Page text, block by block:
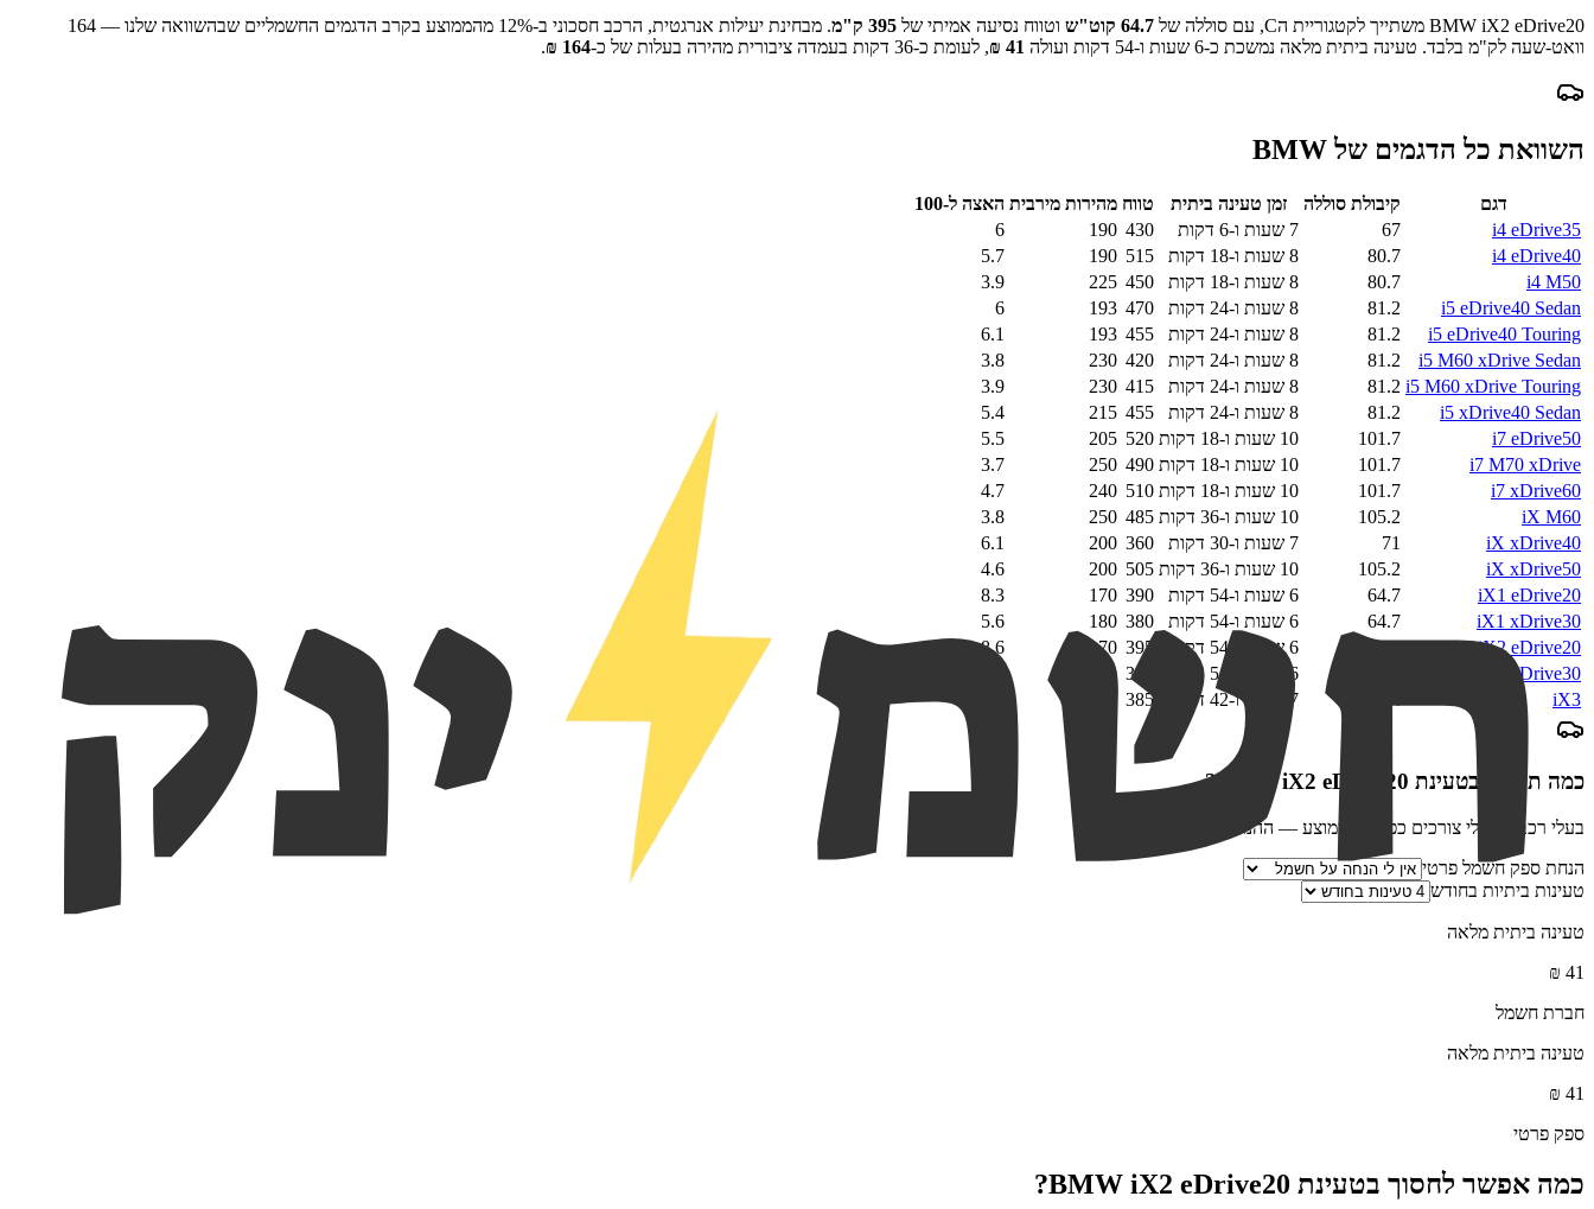
BMW iX2 eDrive20 משתייך לקטגוריית הC, עם סוללה של 64.7 קוט"ש וטווח נסיעה אמיתי של 395 ק"מ. מבחינת יעילות אנרגטית, הרכב חסכוני ב- 12% מהממוצע בקרב הדגמים החשמליים שבהשוואה שלנו —
164
וואט-שעה לק"מ בלבד. טעינה ביתית מלאה נמשכת כ-6 שעות ו-54 דקות ועולה 41
₪, לעומת כ-36 דקות בעמדה ציבורית מהירה בעלות של כ-164
₪
.
השוואת כל הדגמים שלBMW
דגם קיבולת סוללה זמן טעינה ביתית טווח מהירות מירבית האצה ל-100
i4 eDrive35
67 7 שעות ו-6 דקות 430
190
6
i4 eDrive40
80.7 8 שעות ו-18 דקות 515
190
5.7
i4 M50
80.7 8 שעות ו-18 דקות 450
225
3.9
i5 eDrive40 Sedan
81.2 8 שעות ו-24 דקות 470
193
6
i5 eDrive40 Touring
81.2 8 שעות ו-24 דקות 455
193
6.1
i5 M60 xDrive Sedan
81.2 8 שעות ו-24 דקות 420
230
3.8
i5 M60 xDrive Touring
81.2 8 שעות ו-24 דקות 415
230
3.9
i5 xDrive40 Sedan
81.2 8 שעות ו-24 דקות 455
215
5.4
i7 eDrive50
101.7 10 שעות ו-18 דקות 520
205
5.5
i7 M70 xDrive
101.7 10 שעות ו-18 דקות 490
250
3.7
i7 xDrive60
101.7 10 שעות ו-18 דקות 510
240
4.7
iX M60
105.2 10 שעות ו-36 דקות 485
250
3.8
iX xDrive40
71 7 שעות ו-30 דקות 360
200
6.1
iX xDrive50
105.2 10 שעות ו-36 דקות 505
200
4.6
iX1 eDrive20
64.7 6 שעות ו-54 דקות 390
170
8.3
iX1 xDrive30
64.7 6 שעות ו-54 דקות 380
180
5.6
iX2 eDrive20(נוכחי) 64.7 6 שעות ו-54 דקות 395
170
8.6
iX2 xDrive30
6 שעות ו-54 דקות 380
180
iX3
7 שעות ו-42 דקות 385
כמה תחסכו בטעינת BMW iX2 eDrive20
?
בעלי רכב חשמלי צורכים כפול מהממוצע — ההנחה שווה פי שניים
הנחת ספק חשמל פרטי
טעינות ביתיות בחודש
טעינה ביתית מלאה
41
₪
חברת חשמל
טעינה ביתית מלאה
41
₪
ספק פרטי
כמה אפשר לחסוך בטעינת BMW iX2 eDrive20
?